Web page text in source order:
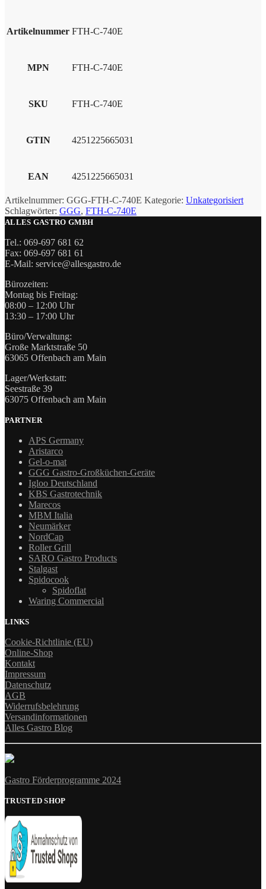
Artikelnummer FTH-C-740E
MPN FTH-C-740E
SKU FTH-C-740E
GTIN 4251225665031
EAN 4251225665031
Artikelnummer: GGG-FTH-C-740E Kategorie: Unkategorisiert
Schlagwörter: GGG, FTH-C-740E
ALLES GASTRO GMBH
Tel.: 069-697 681 62
Fax: 069-697 681 61
E-Mail: service@allesgastro.de
Bürozeiten:
Montag bis Freitag:
08:00 – 12:00 Uhr
13:30 – 17:00 Uhr
Büro/Verwaltung:
Große Marktstraße 50
63065 Offenbach am Main
Lager/Werkstatt:
Seestraße 39
63075 Offenbach am Main
PARTNER
APS Germany
Aristarco
Gel-o-mat
GGG Gastro-Großküchen-Geräte
Igloo Deutschland
KBS Gastrotechnik
Marecos
MBM Italia
Neumärker
NordCap
Roller Grill
SARO Gastro Products
Stalgast
Spidocook
Spidoflat
Waring Commercial
LINKS
Cookie-Richtlinie (EU)
Online-Shop
Kontakt
Impressum
Datenschutz
AGB
Widerrufsbelehrung
Versandinformationen
Alles Gastro Blog
Gastro Förderprogramme 2024
TRUSTED SHOP